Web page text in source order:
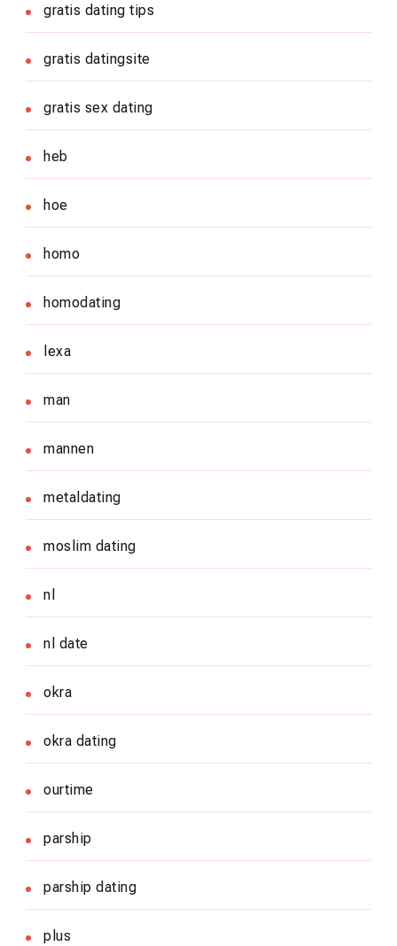
gratis dating tips
gratis datingsite
gratis sex dating
heb
hoe
homo
homodating
lexa
man
mannen
metaldating
moslim dating
nl
nl date
okra
okra dating
ourtime
parship
parship dating
plus